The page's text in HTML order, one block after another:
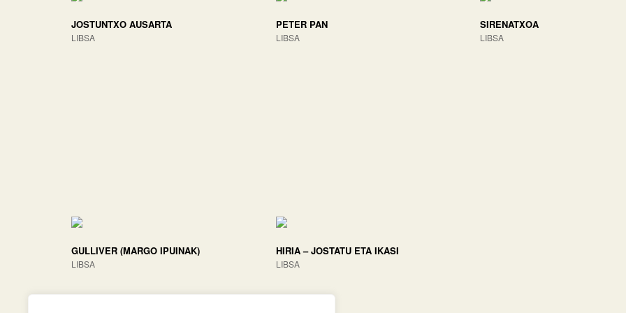
JOSTUNTXO AUSARTA
LIBSA
PETER PAN
LIBSA
SIRENATXOA
LIBSA
GULLIVER (MARGO IPUINAK)
LIBSA
HIRIA – JOSTATU ETA IKASI
LIBSA